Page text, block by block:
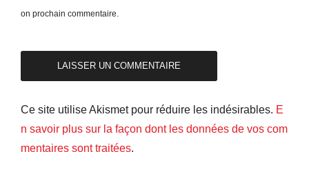
on prochain commentaire.
Ce site utilise Akismet pour réduire les indésirables. E
n savoir plus sur la façon dont les données de vos com
mentaires sont traitées.